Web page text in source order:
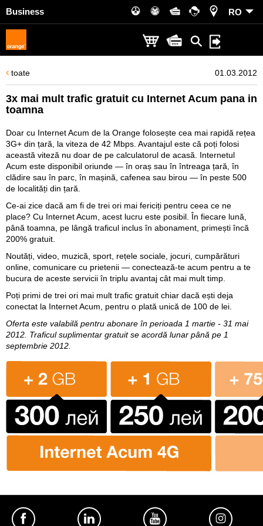
Business RO
toate 01.03.2012
3x mai mult trafic gratuit cu Internet Acum pana in
toamna
Doar cu Internet Acum de la Orange folosește cea mai rapidă rețea
3G+ din țară, la viteza de 42 Mbps. Avantajul este că poți folosi
această viteză nu doar de pe calculatorul de acasă. Internetul
Acum este disponibil oriunde — în oraș sau în întreaga țară, în
clădire sau în parc, în mașină, cafenea sau birou — în peste 500
de localități din țară.
Ce-ai zice dacă am fi de trei ori mai fericiți pentru ceea ce ne
place? Cu Internet Acum, acest lucru este posibil. În fiecare lună,
până toamna, pe lângă traficul inclus în abonament, primești încă
200% gratuit.
Noutăți, video, muzică, sport, rețele sociale, jocuri, cumpărături
online, comunicare cu prietenii — conectează-te acum pentru a te
bucura de aceste servicii în triplu avantaj cât mai mult timp.
Poți primi de trei ori mai mult trafic gratuit chiar dacă ești deja
conectat la Internet Acum, pentru o plată unică de 100 de lei.
Oferta este valabilă pentru abonare în perioada 1 martie - 31 mai
2012. Traficul suplimentar gratuit se acordă lunar până pe 1
septembrie 2012.